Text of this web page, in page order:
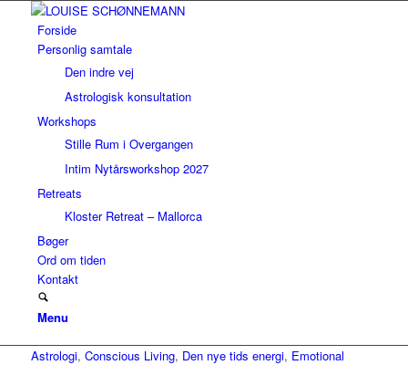
Forside
Personlig samtale
Den indre vej
Astrologisk konsultation
Workshops
Stille Rum i Overgangen
Intim Nytårsworkshop 2027
Retreats
Kloster Retreat – Mallorca
Bøger
Ord om tiden
Kontakt
Menu
Astrologi, Conscious Living, Den nye tids energi, Emotional